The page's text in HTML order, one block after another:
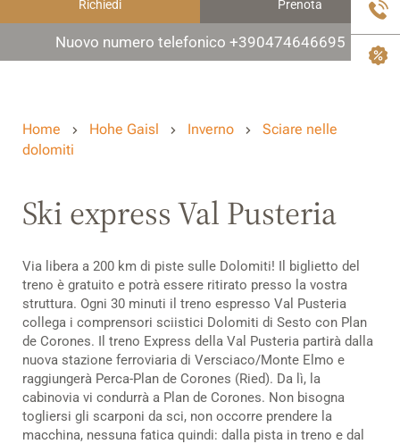
Richiedi Prenota
Nuovo numero telefonico +390474646695
Home Hohe Gaisl Inverno
Sciare nelle
dolomiti
Ski express Val Pusteria
Via libera a 200 km di piste sulle Dolomiti! Il biglietto del
treno è gratuito e potrà essere ritirato presso la vostra
struttura. Ogni 30 minuti il treno espresso Val Pusteria
collega i comprensori sciistici Dolomiti di Sesto con Plan
de Corones. Il treno Express della Val Pusteria partirà dalla
nuova stazione ferroviaria di Versciaco/Monte Elmo e
raggiungerà Perca-Plan de Corones (Ried). Da lì, la
cabinovia vi condurrà a Plan de Corones. Non bisogna
togliersi gli scarponi da sci, non occorre prendere la
macchina, nessuna fatica quindi: dalla pista in treno e dal